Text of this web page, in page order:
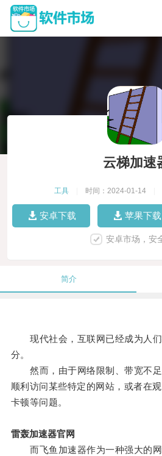
云梯加速
工具 时间：2024-01-14
安卓下载 苹果下载
安卓市场，安
简介
现代社会，互联网已经成为人们
分。
然而，由于网络限制、带宽不足
顺利访问某些特定的网站，或者在
卡顿等问题。
雷轰加速器官网
而飞鱼加速器作为一种强大的网